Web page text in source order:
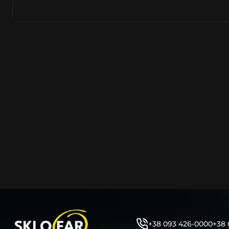
тому не слід дивуватися, що до 90% запчастин до
Цілком зрозуміло, що далеко не завжди потрібна повна
як це часто пропонують автосервіси та автодилери.
+38 093 426-0000+38